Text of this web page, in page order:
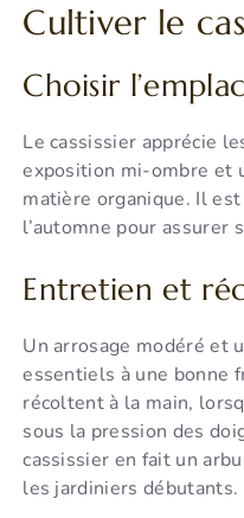
Cultiver le
Choisir
Le cassissier apprécie
exposition mi-ombre et
matière organique. Il
l’automne pour assurer
Entretien et
Un arrosage modéré et
essentiels à une bonne
récoltent à la main,
sous la pression des
cassissier en fait un
les jardiniers débutants.